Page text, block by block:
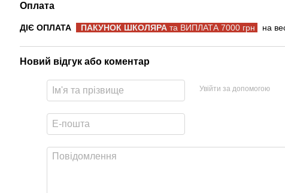
Оплата
ДІЄ ОПЛАТА ПАКУНОК ШКОЛЯРА та ВИПЛАТА 7000 грн на
Новий відгук або коментар
Увійти за допомогою